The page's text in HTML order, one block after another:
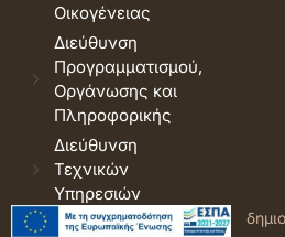
Οικογένειας
Διεύθυνση
Προγραμματισμού,
Οργάνωσης και
Πληροφορικής
Διεύθυνση
Τεχνικών
Υπηρεσιών
© 2026 Δήμος Δράμας. Όροι